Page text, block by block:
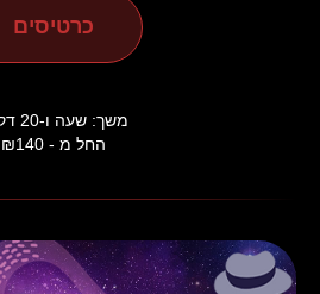
כרטיסים
משך: שעה ו-20 דקות
החל מ - ₪140